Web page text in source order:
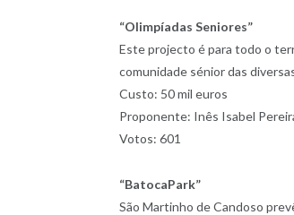
“Olimpíadas Seniores”
Este projecto é para todo o
comunidade sénior das
Custo: 50 mil euros
Proponente: Inês Isabel
Votos: 601
“BatocaPark”
São Martinho de Candoso